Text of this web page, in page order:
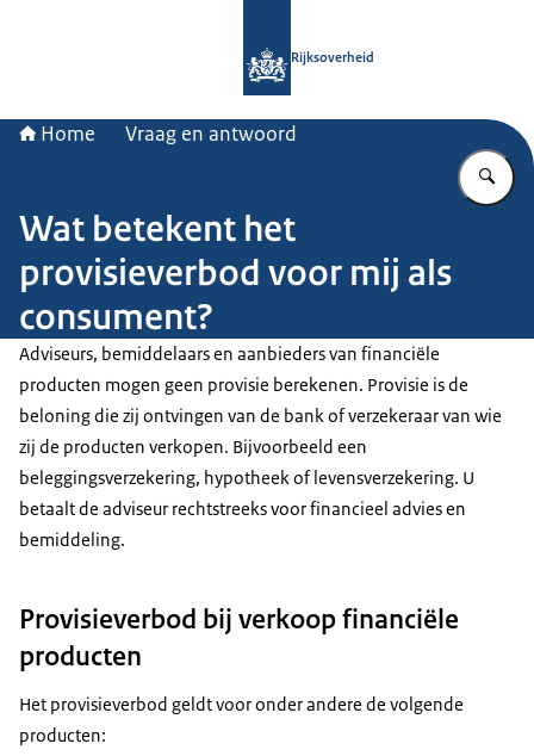
Rijksoverheid
Home Vraag en antwoord
Wat betekent het
provisieverbod voor mij als
consument?
Adviseurs, bemiddelaars en aanbieders van financiële
producten mogen geen provisie berekenen. Provisie is de
beloning die zij ontvingen van de bank of verzekeraar van wie
zij de producten verkopen. Bijvoorbeeld een
beleggingsverzekering, hypotheek of levensverzekering. U
betaalt de adviseur rechtstreeks voor financieel advies en
bemiddeling.
Provisieverbod bij verkoop financiële
producten
Het provisieverbod geldt voor onder andere de volgende
producten: